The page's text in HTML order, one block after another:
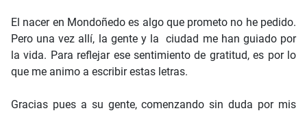
El nacer en Mondoñedo es algo que prometo no he pedido.
Pero una vez allí, la gente y la ciudad me han guiado por
la vida. Para reflejar ese sentimiento de gratitud, es por lo
que me animo a escribir estas letras.
Gracias pues a su gente, comenzando sin duda por mis